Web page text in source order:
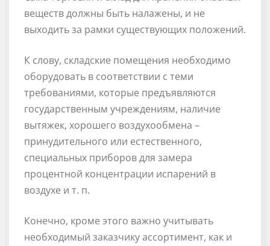
веществ должны быть налажены, и не
выходить за рамки существующих положений.
К слову, складские помещения необходимо
оборудовать в соответствии с теми
требованиями, которые предъявляются
государственным учреждениям, наличие
вытяжек, хорошего воздухообмена –
принудительного или естественного,
специальных приборов для замера
процентной концентрации испарений в
воздухе и т. п.
Конечно, кроме этого важно учитывать
необходимый заказчику ассортимент, как и